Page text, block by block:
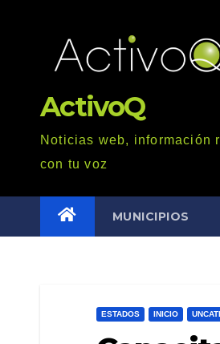
ActivoQ
Noticias web, información
con tu voz
MUNICIPIOS
ESTADOS INICIO